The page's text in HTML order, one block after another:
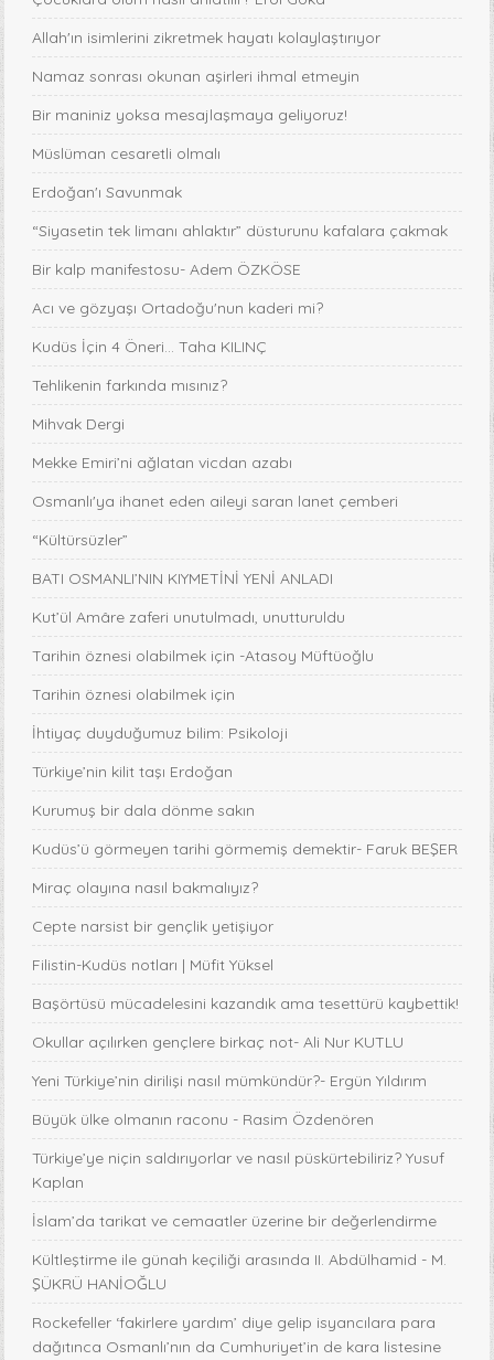
Allah'ın isimlerini zikretmek hayatı kolaylaştırıyor
Namaz sonrası okunan aşirleri ihmal etmeyin
Bir maniniz yoksa mesajlaşmaya geliyoruz!
Müslüman cesaretli olmalı
Erdoğan'ı Savunmak
“Siyasetin tek limanı ahlaktır” düsturunu kafalara çakmak
Bir kalp manifestosu- Adem ÖZKÖSE
Acı ve gözyaşı Ortadoğu'nun kaderi mi?
Kudüs İçin 4 Öneri... Taha KILINÇ
Tehlikenin farkında mısınız?
Mihvak Dergi
Mekke Emiri’ni ağlatan vicdan azabı
Osmanlı'ya ihanet eden aileyi saran lanet çemberi
“Kültürsüzler”
BATI OSMANLI’NIN KIYMETİNİ YENİ ANLADI
Kut’ül Amâre zaferi unutulmadı, unutturuldu
Tarihin öznesi olabilmek için -Atasoy Müftüoğlu
Tarihin öznesi olabilmek için
İhtiyaç duyduğumuz bilim: Psikoloji
Türkiye’nin kilit taşı Erdoğan
Kurumuş bir dala dönme sakın
Kudüs’ü görmeyen tarihi görmemiş demektir- Faruk BEŞER
Miraç olayına nasıl bakmalıyız?
Cepte narsist bir gençlik yetişiyor
Filistin-Kudüs notları | Müfit Yüksel
Başörtüsü mücadelesini kazandık ama tesettürü kaybettik!
Okullar açılırken gençlere birkaç not- Ali Nur KUTLU
Yeni Türkiye’nin dirilişi nasıl mümkündür?- Ergün Yıldırım
Büyük ülke olmanın raconu - Rasim Özdenören
Türkiye’ye niçin saldırıyorlar ve nasıl püskürtebiliriz? Yusuf
Kaplan
İslam’da tarikat ve cemaatler üzerine bir değerlendirme
Kültleştirme ile günah keçiliği arasında II. Abdülhamid - M.
ŞÜKRÜ HANİOĞLU
Rockefeller ‘fakirlere yardım’ diye gelip isyancılara para
dağıtınca Osmanlı’nın da Cumhuriyet’in de kara listesine